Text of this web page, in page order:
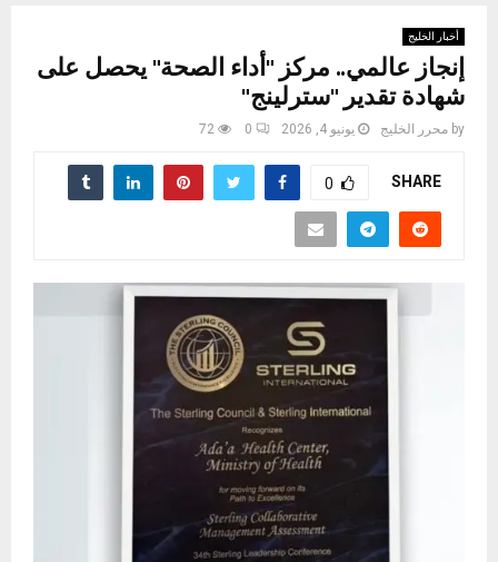
أخبار الخليج
إنجاز عالمي.. مركز "أداء الصحة" يحصل على
شهادة تقدير "سترلينج"
by محرر الخليج يونيو 4, 2026 0
72
SHARE
0